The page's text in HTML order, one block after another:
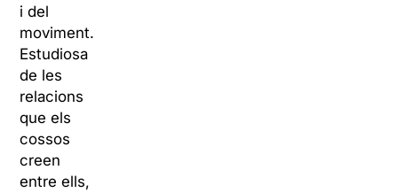
i del
moviment.
Estudiosa
de les
relacions
que els
cossos
creen
entre ells,